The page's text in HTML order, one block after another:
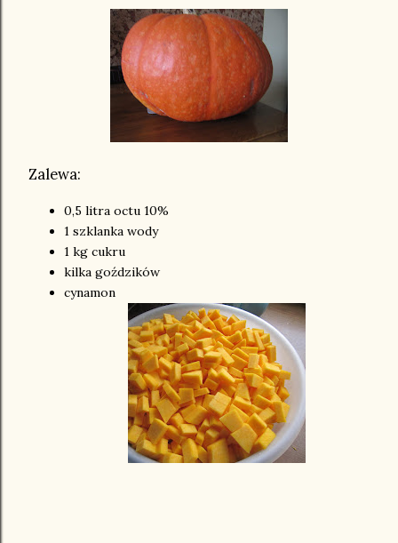
Zalewa:
0,5 litra octu 10%
1 szklanka wody
1 kg cukru
kilka goździków
cynamon